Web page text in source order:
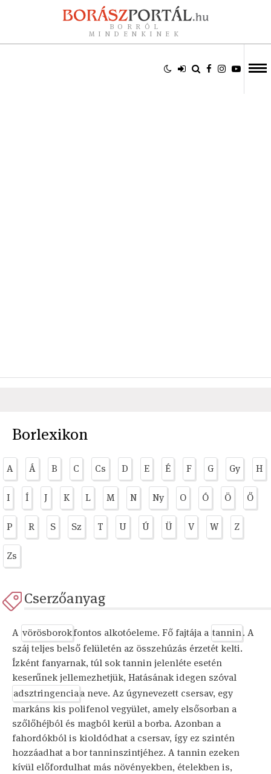
BORRÓL
MINDENKINEK
Borlexikon
A Á B C Cs D E É F G Gy H
I Í J K L M N Ny O Ó Ö Ő
P R S Sz T U Ú Ü V W Z
Zs
Cserzőanyag
A vörösborokfontos alkotóeleme. Fő fajtája a tannin. A
száj teljes belső felületén az összehúzás érzetét kelti.
Ízként fanyarnak, túl sok tannin jelenléte esetén
keserűnek jellemezhetjük, Hatásának idegen szóval
adsztringenciaa neve. Az úgynevezett csersav, egy
markáns kis polifenol vegyület, amely elsősorban a
szőlőhéjból és magból kerül a borba. Azonban a
fahordókból is kioldódhat a csersav, így ez szintén
hozzáadhat a bor tanninszintjéhez. A tannin ezeken
kívül előfordulhat más növényekben, ételekben is,